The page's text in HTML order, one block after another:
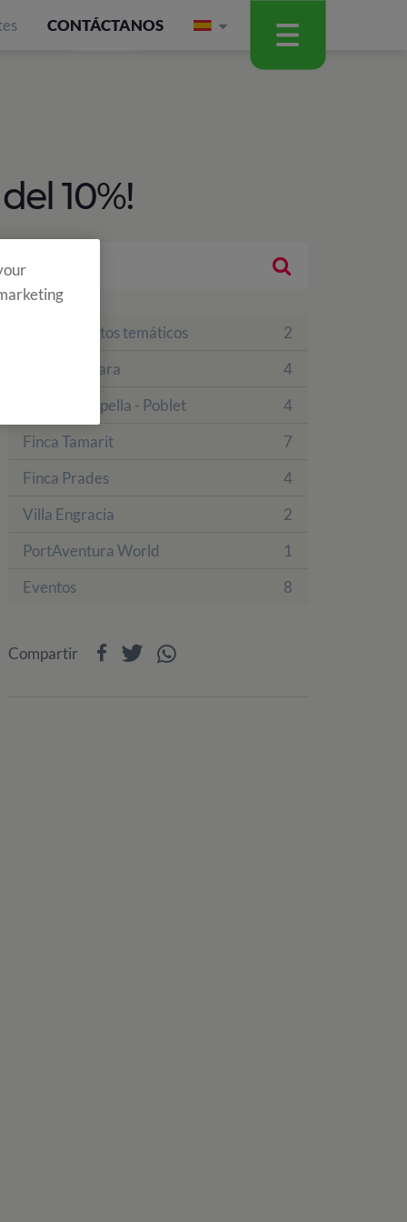
CONTÁCTANOS
10%!
Campamentos temáticos
2
Finca Vallclara
4
Finca La Capella - Poblet
4
Finca Tamarit
7
Finca Prades
4
Villa Engracia
2
PortAventura World
1
Eventos
8
Compartir